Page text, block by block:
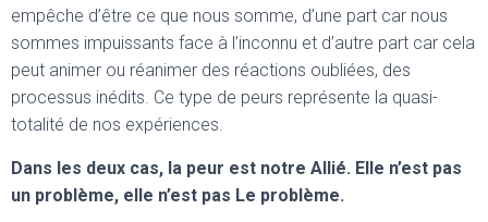
empêche d’être ce que nous somme, d’une part car nous
sommes impuissants face à l’inconnu et d’autre part car cela
peut animer ou réanimer des réactions oubliées, des
processus inédits. Ce type de peurs représente la quasi-
totalité de nos expériences.
Dans les deux cas, la peur est notre Allié. Elle n’est pas
un problème, elle n’est pas Le problème.